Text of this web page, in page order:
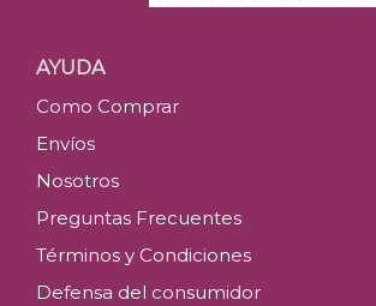
AYUDA
Como Comprar
Envíos
Nosotros
Preguntas Frecuentes
Términos y Condiciones
Defensa del consumidor